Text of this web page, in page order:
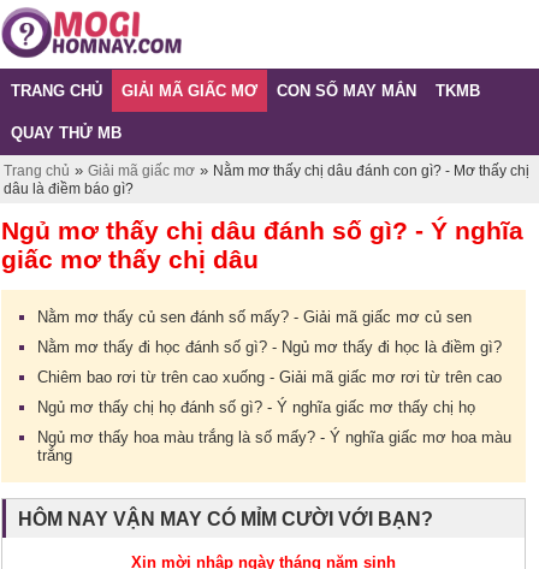
TRANG CHỦ GIẢI MÃ GIẤC MƠ CON SỐ MAY MẮN TKMB
QUAY THỬ MB
Trang chủ » Giải mã giấc mơ » Nằm mơ thấy chị dâu đánh con gì? - Mơ thấy chị
dâu là điềm báo gì?
Ngủ mơ thấy chị dâu đánh số gì? - Ý nghĩa
giấc mơ thấy chị dâu
Nằm mơ thấy củ sen đánh số mấy? - Giải mã giấc mơ củ sen
Nằm mơ thấy đi học đánh số gì? - Ngủ mơ thấy đi học là điềm gì?
Chiêm bao rơi từ trên cao xuống - Giải mã giấc mơ rơi từ trên cao
Ngủ mơ thấy chị họ đánh số gì? - Ý nghĩa giấc mơ thấy chị họ
Ngủ mơ thấy hoa màu trắng là số mấy? - Ý nghĩa giấc mơ hoa màu
trắng
HÔM NAY VẬN MAY CÓ MỈM CƯỜI VỚI BẠN?
Xin mời nhập ngày tháng năm sinh